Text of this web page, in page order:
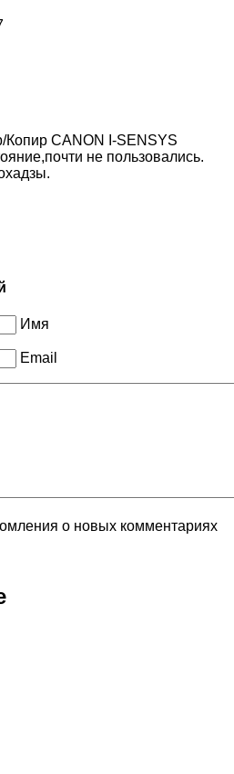
CANON I-SENSYS
не пользовались.
Имя
Email
о новых комментариях